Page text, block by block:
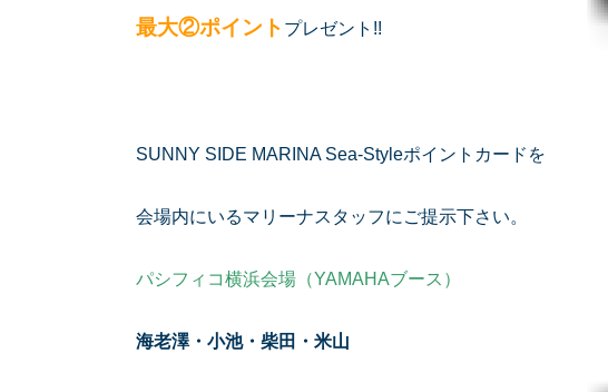
最大②ポイント プレゼント!!
SUNNY SIDE MARINA Sea-Styleポイントカードを
会場内にいるマリーナスタッフにご提示下さい。
パシフィコ横浜会場（YAMAHAブース）
海老澤・小池・柴田・米山